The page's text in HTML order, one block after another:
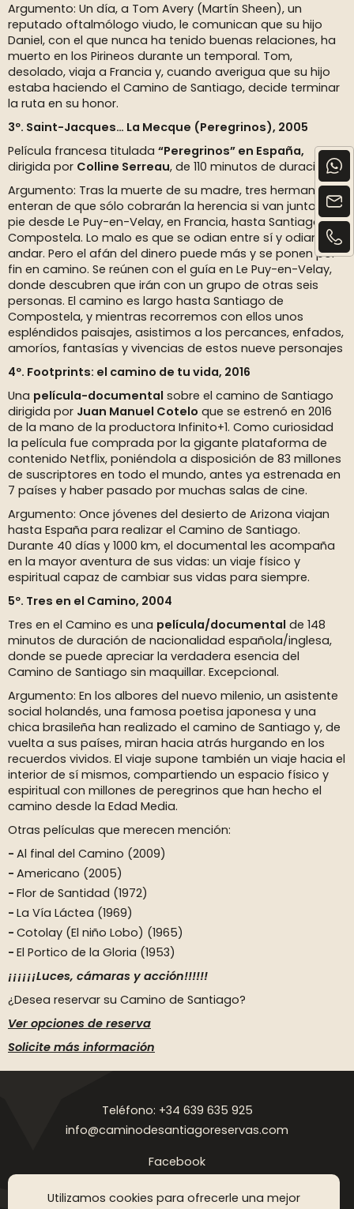
Utilizamos cookies para ofrecerle una mejor
Argumento: Un día, a Tom Avery (Martín Sheen), un
reputado oftalmólogo viudo, le comunican que su hijo
Daniel, con el que nunca ha tenido buenas relaciones, ha
muerto en los Pirineos durante un temporal. Tom,
desolado, viaja a Francia y, cuando averigua que su hijo
estaba haciendo el Camino de Santiago, decide terminar
la ruta en su honor.
3º. Saint-Jacques… La Mecque (Peregrinos), 2005
Película francesa titulada “Peregrinos” en España,
dirigida por Colline Serreau, de 110 minutos de duración.
Argumento: Tras la muerte de su madre, tres hermanos se
enteran de que sólo cobrarán la herencia si van juntos a
pie desde Le Puy-en-Velay, en Francia, hasta Santiago de
Compostela. Lo malo es que se odian entre sí y odian
andar. Pero el afán del dinero puede más y se ponen por
fin en camino. Se reúnen con el guía en Le Puy-en-Velay,
donde descubren que irán con un grupo de otras seis
personas. El camino es largo hasta Santiago de
Compostela, y mientras recorremos con ellos unos
espléndidos paisajes, asistimos a los percances, enfados,
amoríos, fantasías y vivencias de estos nueve personajes
4º. Footprints: el camino de tu vida, 2016
Una película-documental sobre el camino de Santiago
dirigida por Juan Manuel Cotelo que se estrenó en 2016
de la mano de la productora Infinito+1. Como curiosidad
la película fue comprada por la gigante plataforma de
contenido Netflix, poniéndola a disposición de 83 millones
de suscriptores en todo el mundo, antes ya estrenada en
7 países y haber pasado por muchas salas de cine.
Argumento: Once jóvenes del desierto de Arizona viajan
hasta España para realizar el Camino de Santiago.
Durante 40 días y 1000 km, el documental les acompaña
en la mayor aventura de sus vidas: un viaje físico y
espiritual capaz de cambiar sus vidas para siempre.
5º. Tres en el Camino, 2004
Tres en el Camino es una película/documental de 148
minutos de duración de nacionalidad española/inglesa,
donde se puede apreciar la verdadera esencia del
Camino de Santiago sin maquillar. Excepcional.
Argumento: En los albores del nuevo milenio, un asistente
social holandés, una famosa poetisa japonesa y una
chica brasileña han realizado el camino de Santiago y, de
vuelta a sus países, miran hacia atrás hurgando en los
recuerdos vividos. El viaje supone también un viaje hacia el
interior de sí mismos, compartiendo un espacio físico y
espiritual con millones de peregrinos que han hecho el
camino desde la Edad Media.
Otras películas que merecen mención:
Al final del Camino (2009)
Americano (2005)
Flor de Santidad (1972)
La Vía Láctea (1969)
Cotolay (El niño Lobo) (1965)
El Portico de la Gloria (1953)
¡¡¡¡¡¡Luces, cámaras y acción!!!!!!
¿Desea reservar su Camino de Santiago?
Ver opciones de reserva
Solicite más información
Teléfono: +34 639 635 925
info@caminodesantiagoreservas.com
Facebook